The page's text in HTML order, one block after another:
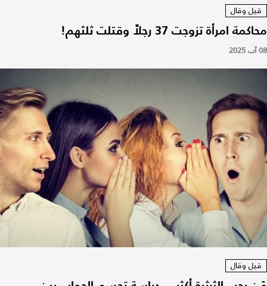
قيل وقال
محاكمة امرأة تزوجت 37 رجلاً وقتلت ثلثهم!
08 آب 2025
قيل وقال